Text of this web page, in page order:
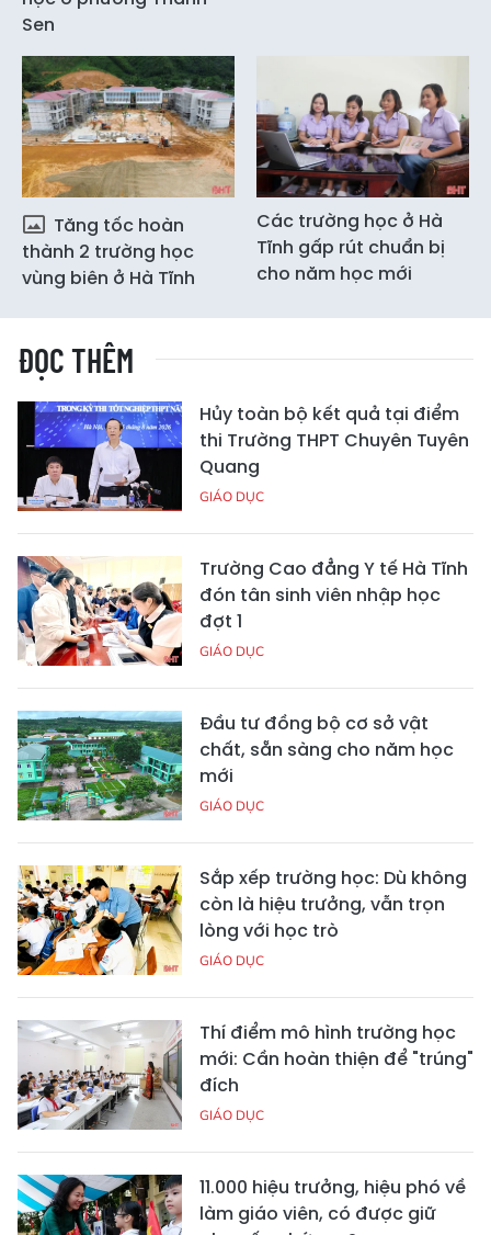
Sen
Tăng tốc hoàn
thành 2 trường học
vùng biên ở Hà Tĩnh
Các trường học ở Hà
Tĩnh gấp rút chuẩn bị
cho năm học mới
ĐỌC THÊM
Hủy toàn bộ kết quả tại điểm
thi Trường THPT Chuyên Tuyên
Quang
GIÁO DỤC
Trường Cao đẳng Y tế Hà Tĩnh
đón tân sinh viên nhập học
đợt 1
GIÁO DỤC
Đầu tư đồng bộ cơ sở vật
chất, sẵn sàng cho năm học
mới
GIÁO DỤC
Sắp xếp trường học: Dù không
còn là hiệu trưởng, vẫn trọn
lòng với học trò
GIÁO DỤC
Thí điểm mô hình trường học
mới: Cần hoàn thiện để "trúng"
đích
GIÁO DỤC
11.000 hiệu trưởng, hiệu phó về
làm giáo viên, có được giữ